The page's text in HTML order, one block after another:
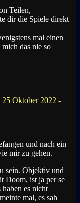
Teilen,
dir die Spiele direkt
mal einen
das nie so
25 Oktober 2022 -
und nach ein
mir zu gehen.
sein. Objektiv und
Doom, ist ja per se
es nicht
mal, es sah